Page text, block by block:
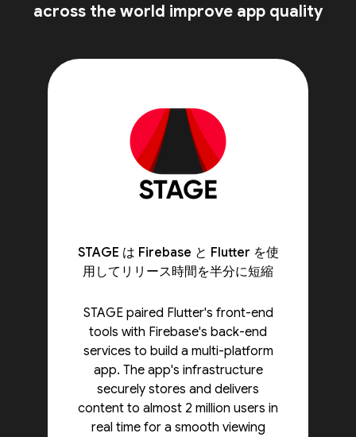
across the world improve app quality
STAGE は Firebase と Flutter を使
用してリリース時間を半分に短縮
STAGE paired Flutter's front-end
tools with Firebase's back-end
services to build a multi-platform
app. The app's infrastructure
securely stores and delivers
content to almost 2 million users in
real time for a smooth viewing